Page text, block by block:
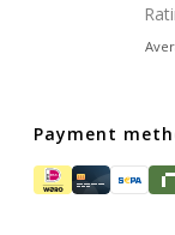
Payment